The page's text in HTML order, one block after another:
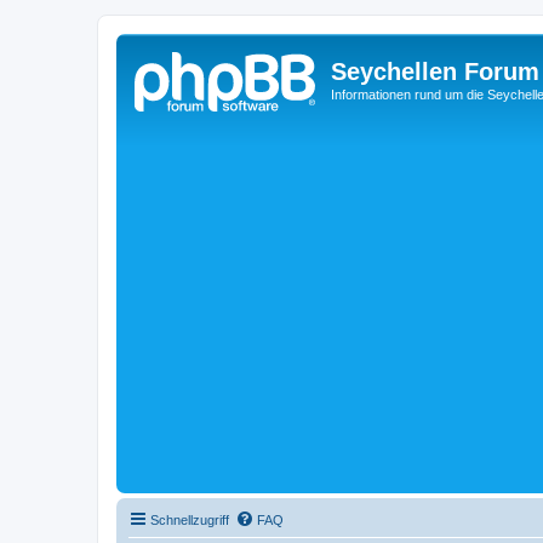
Seychellen Forum
Informationen rund um die
Schnellzugriff FAQ